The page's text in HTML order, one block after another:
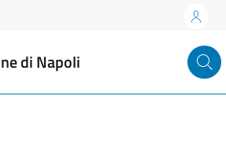
di Napoli